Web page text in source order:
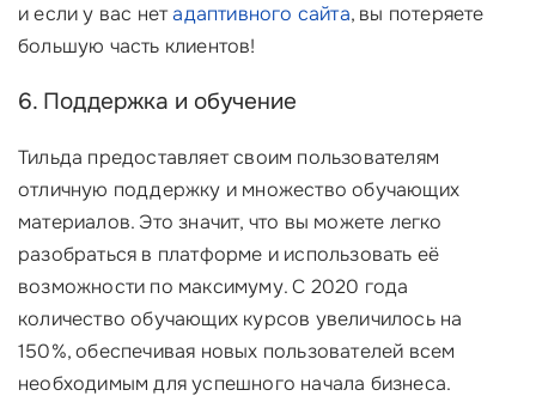
и если у вас нетадаптивного сайта, вы потеряете
большую часть клиентов!
6. Поддержка и обучение
Тильда предоставляет своим пользователям
отличную поддержку и множество обучающих
материалов. Это значит, что вы можете легко
разобраться в платформе и использовать её
возможности по максимуму. С 2020 года
количество обучающих курсов увеличилось на
150%, обеспечивая новых пользователей всем
необходимым для успешного начала бизнеса.